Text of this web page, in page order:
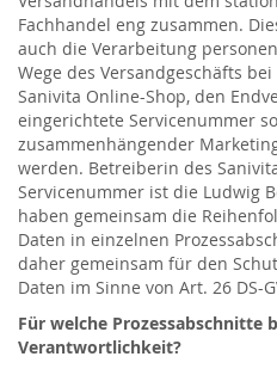
Fachhandel eng zusammen.
auch die Verarbeitung
Wege des Versandgeschäfts
Sanivita Online-Shop, den
eingerichtete Servicenummer
zusammenhängender
werden. Betreiberin des
Servicenummer ist die Ludwig
haben gemeinsam die
Daten in einzelnen
daher gemeinsam für den
Daten im Sinne von Art. 26 DS-
Für welche Prozessabschnitte
Verantwortlichkeit?